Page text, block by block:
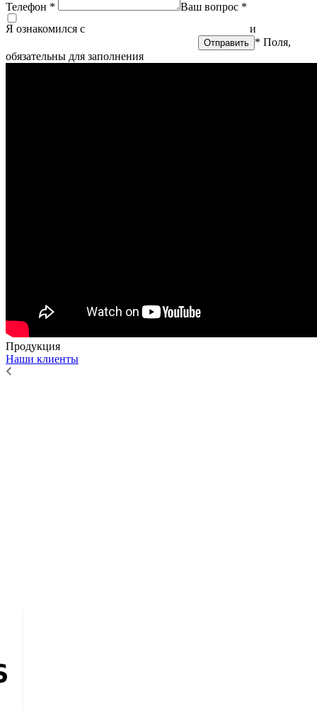
Телефон *
Ваш вопрос *
Я ознакомился с
и
* Поля,
обязательны для заполнения
Продукция
Наши клиенты